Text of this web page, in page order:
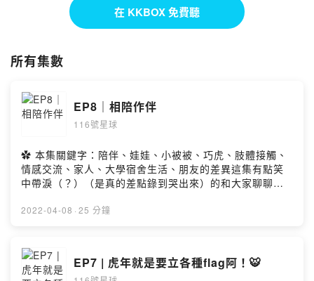
🌟 Instagram｜@116.planet
116.planet@gmail.com
在 KKBOX 免費聽
所有集數
EP8｜相陪作伴
116號星球
✿ 本集關鍵字：陪伴、娃娃、小被被、巧虎、肢體接觸、
情感交流、家人、大學宿舍生活、朋友的差異這集有點笑
中帶淚（？）（是真的差點錄到哭出來）的和大家聊聊關
有點難形容本集應該榮登目前為止最正經的集數之一🤣
起加入我們的小宇宙！🪐✿ Music Credit："Cheery
Monday" Kevin MacLeod (incompetech.com)Licensed
2022-04-08 · 25 分鐘
EP7 | 虎年就是要立各種flag阿！🐯